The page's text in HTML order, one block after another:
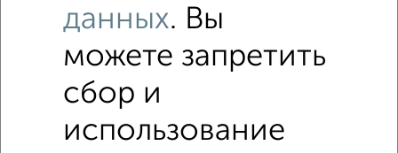
Дом 100м², 2-этажный, посуточно, в черте города
данных. Вы
можете запретить
сбор и
использование